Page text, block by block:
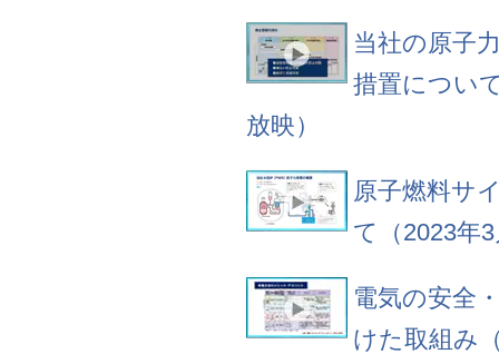
当社の原子
措置につい
放映）
原子燃料サ
て（2023年
電気の安全
けた取組み